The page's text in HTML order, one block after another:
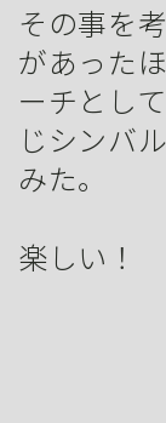
その事を
があった
ーチとし
じシンバ
みた。
楽しい！